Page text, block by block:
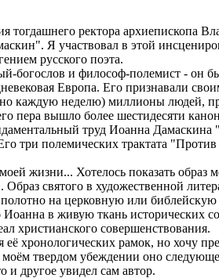
тогдашнего ректора архиепископа
Я участвовал в этой
русского поэта.
богослов и философ-полемист - он
Европа. Его признавали
каждую неделю) миллионы людей,
пера вышло более шестидесяти
труд Иоанна Дамаскина
три полемических трактата
жизни... Хотелось показать
святого в художественной
на церковную или
в живую ткань исторических
христианского совершенствования.
хронологических рамок, но хочу
твердом убеждении оно
и другое увидел сам автор.